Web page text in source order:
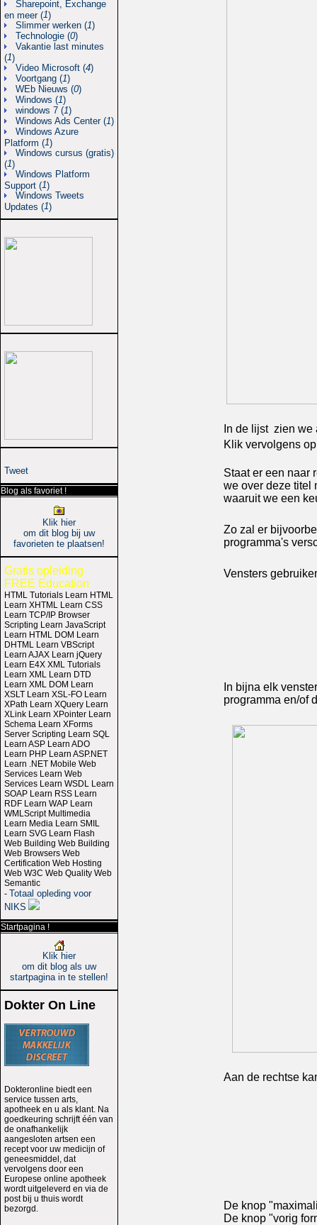
Sharepoint, Exchange
en meer (1)
Slimmer werken (1)
Technologie (0)
Vakantie last minutes
(1)
Video Microsoft (4)
Voortgang (1)
WEb Nieuws (0)
Windows (1)
windows 7 (1)
Windows Ads Center (1)
Windows Azure
Platform (1)
Windows cursus (gratis)
(1)
Windows Platform
Support (1)
Windows Tweets
Updates (1)
Tweet
Blog als favoriet !
Klik hier
om dit blog bij uw
favorieten te plaatsen!
Gratis opleiding
FREE Education
HTML Tutorials Learn HTML
Learn XHTML Learn CSS
Learn TCP/IP Browser
Scripting Learn JavaScript
Learn HTML DOM Learn
DHTML Learn VBScript
Learn AJAX Learn jQuery
Learn E4X XML Tutorials
Learn XML Learn DTD
Learn XML DOM Learn
XSLT Learn XSL-FO Learn
XPath Learn XQuery Learn
XLink Learn XPointer Learn
Schema Learn XForms
Server Scripting Learn SQL
Learn ASP Learn ADO
Learn PHP Learn ASP.NET
Learn .NET Mobile Web
Services Learn Web
Services Learn WSDL Learn
SOAP Learn RSS Learn
RDF Learn WAP Learn
WMLScript Multimedia
Learn Media Learn SMIL
Learn SVG Learn Flash
Web Building Web Building
Web Browsers Web
Certification Web Hosting
Web W3C Web Quality Web
Semantic
- Totaal opleding voor
NIKS
Startpagina !
Klik hier
om dit blog als uw
startpagina in te stellen!
Dokter On Line
Dokteronline biedt een
service tussen arts,
apotheek en u als klant. Na
goedkeuring schrijft één van
de onafhankelijk
aangesloten artsen een
recept voor uw medicijn of
geneesmiddel, dat
vervolgens door een
Europese online apotheek
wordt uitgeleverd en via de
post bij u thuis wordt
bezorgd.
In de lijst zien we
Klik vervolgens
Staat er een naar
we over deze titel
waaruit we een
Zo zal er
programma's
Vensters
In bijna elk
programma en/of
Aan de rechtse
De knop
De knop "vorig